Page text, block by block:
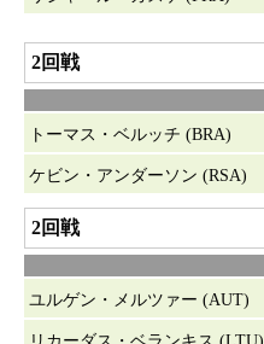
2回戦
トーマス・ベルッチ (BRA)
ケビン・アンダーソン (RSA)
2回戦
ユルゲン・メルツァー (AUT)